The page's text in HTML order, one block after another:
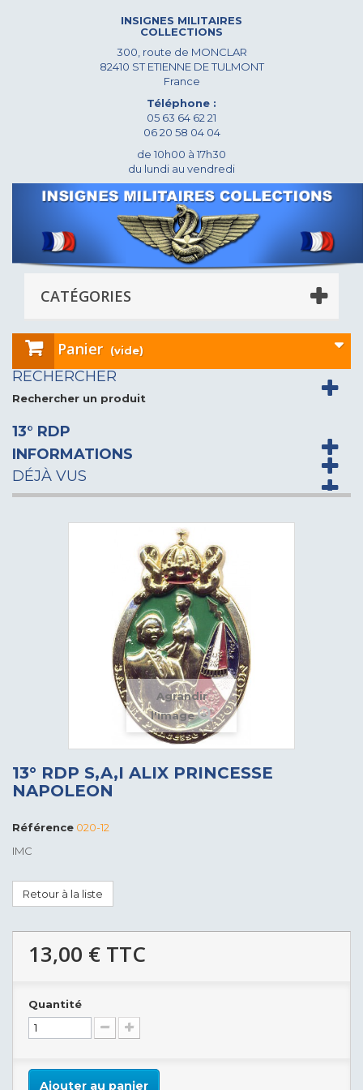
INSIGNES MILITAIRES
COLLECTIONS
300, route de MONCLAR
82410 ST ETIENNE DE TULMONT
France
Téléphone :
05 63 64 62 21
06 20 58 04 04
de 10h00 à 17h30
du lundi au vendredi
CATÉGORIES
Panier (vide)
RECHERCHER
Rechercher un produit
13° RDP
INFORMATIONS
DÉJÀ VUS
Agrandir
l'image
13° RDP S,A,I ALIX PRINCESSE
NAPOLEON
Référence 020-12
IMC
Retour à la liste
13,00 € TTC
Quantité
Ajouter au panier